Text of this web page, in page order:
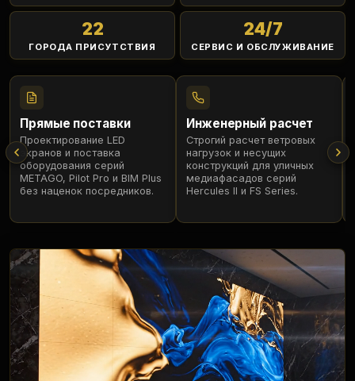
22
ГОРОДА ПРИСУТСТВИЯ
24/7
СЕРВИС И ОБСЛУЖИВАНИЕ
Прямые поставки
Проектирование LED
экранов и поставка
оборудования серий
METAGO, Pilot Pro и BIM Plus
без наценок посредников.
Инженерный расчет
Строгий расчет ветровых
нагрузок и несущих
конструкций для уличных
медиафасадов серий
Hercules II и FS Series.